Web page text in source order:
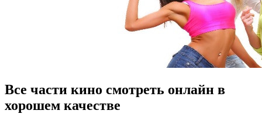
Все части кино смотреть онлайн в
хорошем качестве